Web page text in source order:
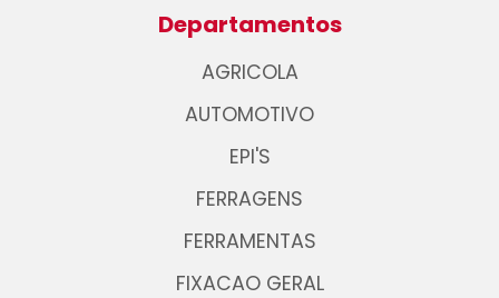
Departamentos
AGRICOLA
AUTOMOTIVO
EPI'S
FERRAGENS
FERRAMENTAS
FIXACAO GERAL